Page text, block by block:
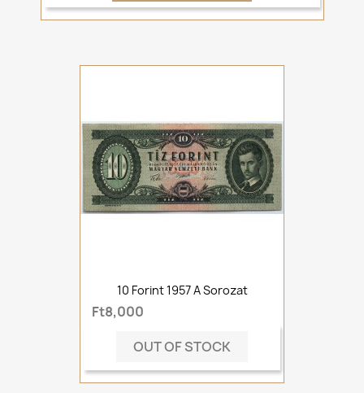
10 Forint 1957 A Sorozat
Ft8,000
OUT OF STOCK